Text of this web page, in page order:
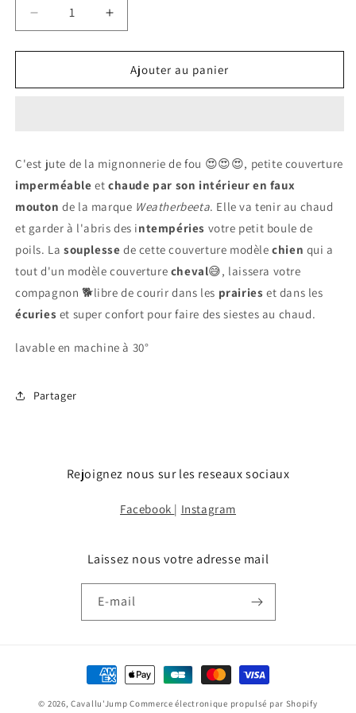
Réduire
la
quantité
COUVERTURE
Augmenter
la
quantité
COUVERTURE
Ajouter au panier
C'est jute de la mignonnerie de fou 😍😍😍, petite couverture
imperméable etchaude par son intérieur en faux
mouton de la marque Weatherbeeta. Elle va tenir au chaud
et garder à l'abris des intempéries votre petit boule de
poils. La souplesse de cette couverture modèlechien qui a
tout d'un modèle couverture cheval😅, laissera votre
compagnon 🐕libre de courir dans les prairieset dans les
écuries et super confort pour faire des siestes au chaud.
lavable en machine à 30°
Partager
Rejoignez nous sur les reseaux sociaux
Facebook | Instagram
Laissez nous votre adresse mail
E-mail
Moyens
de
© 2026,Cavallu'Jump Commerce électronique propulsé par Shopify